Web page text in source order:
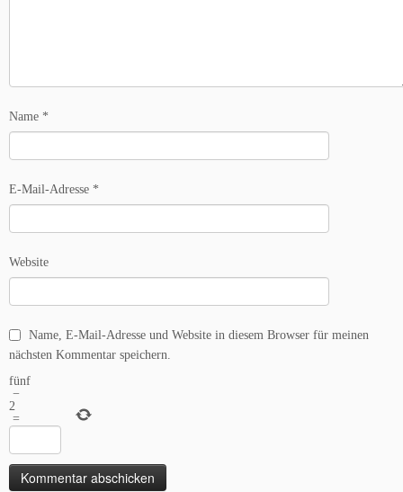
Name *
E-Mail-Adresse *
Website
Name, E-Mail-Adresse und Website in diesem Browser für meinen
nächsten Kommentar speichern.
fünf
−
2
=